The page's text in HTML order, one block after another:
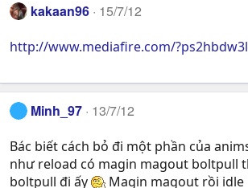
kakaan96 15/7/12
http://www.mediafire.com/
Minh_97 13/7/12
Bác biết cách bỏ đi một phần của
như reload có magin magout boltpull
boltpull đi ấy
Magin magout rồi idle